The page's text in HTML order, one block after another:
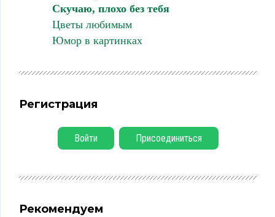
Скучаю, плохо без тебя
Цветы любимым
Юмор в картинках
Регистрация
Войти Присоединиться
Рекомендуем